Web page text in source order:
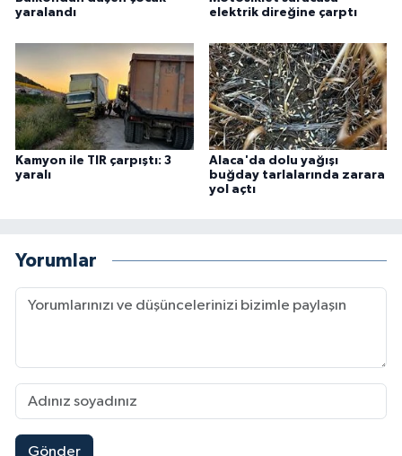
yaralandı
elektrik direğine çarptı
Kamyon ile TIR çarpıştı: 3
yaralı
Alaca'da dolu yağışı
buğday tarlalarında zarara
yol açtı
Yorumlar
Gönder